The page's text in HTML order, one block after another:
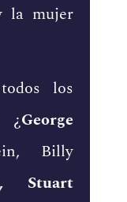
la mujer
los
¿George
Billy
Stuart